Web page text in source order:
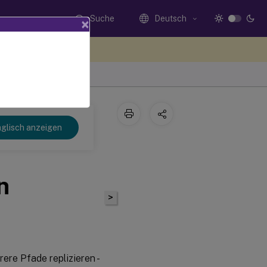
Suche Deutsch
anzeigen
Pfade replizieren -
>
×